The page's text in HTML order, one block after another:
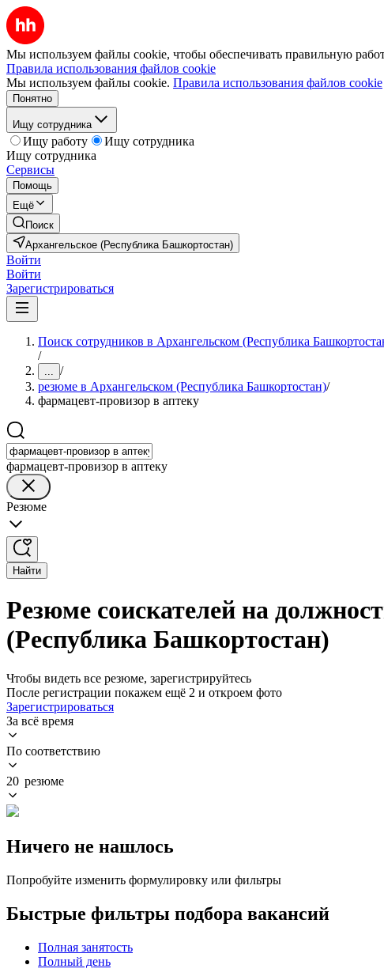
Мы используем файлы cookie, чтобы обеспечивать правильную
Правила использования файлов cookie
Мы используем файлы cookie. Правила использования файлов cookie
Понятно
Ищу сотрудника
Ищу работу
Ищу сотрудника
Ищу сотрудника
Сервисы
Помощь
Ещё
Поиск
Архангельское (Республика Башкортостан)
Войти
Войти
Зарегистрироваться
Поиск сотрудников в Архангельском (Республика
/
... /
резюме в Архангельском (Республика Башкортостан)/
фармацевт-провизор в аптеку
фармацевт-провизор в аптеку
Резюме
Найти
Резюме соискателей на
(Республика Башкортостан)
Чтобы видеть все резюме, зарегистрируйтесь
После регистрации покажем ещё 2 и откроем фото
Зарегистрироваться
За всё время
По соответствию
20 резюме
Ничего не нашлось
Попробуйте изменить формулировку или фильтры
Быстрые фильтры подбора вакансий
Полная занятость
Полный день